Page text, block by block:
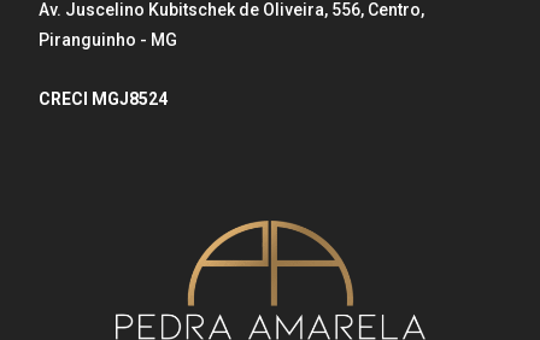
Av. Juscelino Kubitschek de Oliveira, 556, Centro,
Piranguinho - MG
CRECI MGJ8524